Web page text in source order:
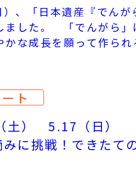
、「日本遺産『でん
ました。 「でんがら」
かな成長を願って作ら
ト
土） 5.17（日）
みに挑戦！できたて